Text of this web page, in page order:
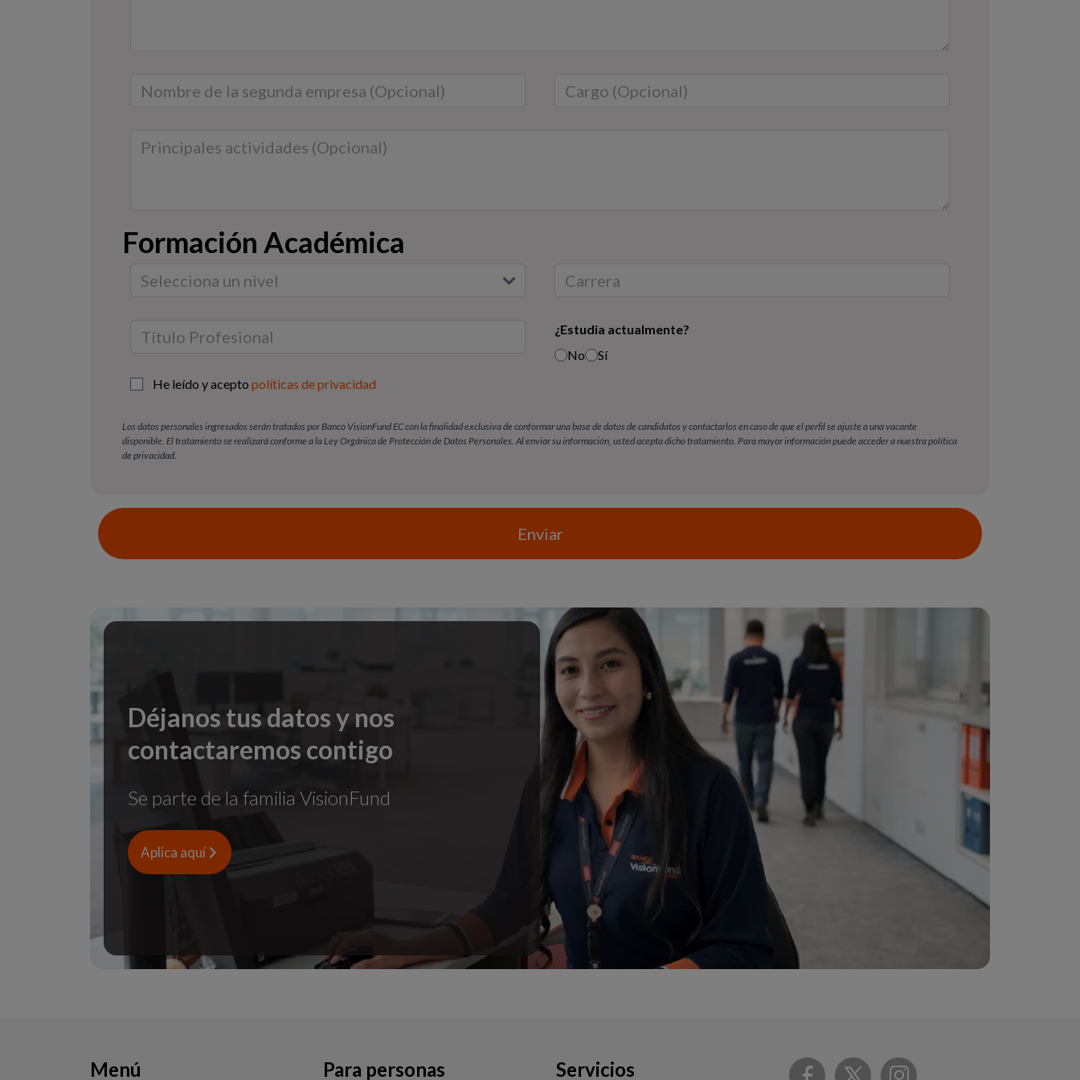
Formación Académica
¿Estudia actualmente?
No
Sí
He leído y acepto políticas de privacidad
Los datos personales ingresados serán tratados por Banco VisionFund EC con la finalidad exclusiva de conformar una base de datos de candidatos y contactarlos en caso de que el perfil se ajuste a una vacante
disponible. El tratamiento se realizará conforme a la Ley Orgánica de Protección de Datos Personales. Al enviar su información, usted acepta dicho tratamiento. Para mayor información puede acceder a nuestra política
de privacidad.
Enviar
Déjanos tus datos y nos
contactaremos contigo
Se parte de la familia VisionFund
Aplica aquí
Menú Para personas Servicios